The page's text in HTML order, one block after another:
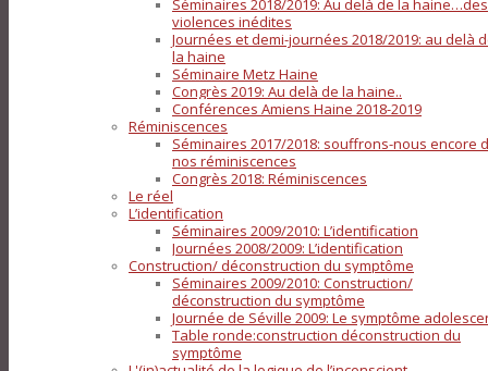
Séminaires 2018/2019: Au delà de la haine…des
violences inédites
Journées et demi-journées 2018/2019: au delà
la haine
Séminaire Metz Haine
Congrès 2019: Au delà de la haine..
Conférences Amiens Haine 2018-2019
Réminiscences
Séminaires 2017/2018: souffrons-nous encore
nos réminiscences
Congrès 2018: Réminiscences
Le réel
L’identification
Séminaires 2009/2010: L’identification
Journées 2008/2009: L’identification
Construction/ déconstruction du symptôme
Séminaires 2009/2010: Construction/
déconstruction du symptôme
Journée de Séville 2009: Le symptôme
Table ronde:construction déconstruction du
symptôme